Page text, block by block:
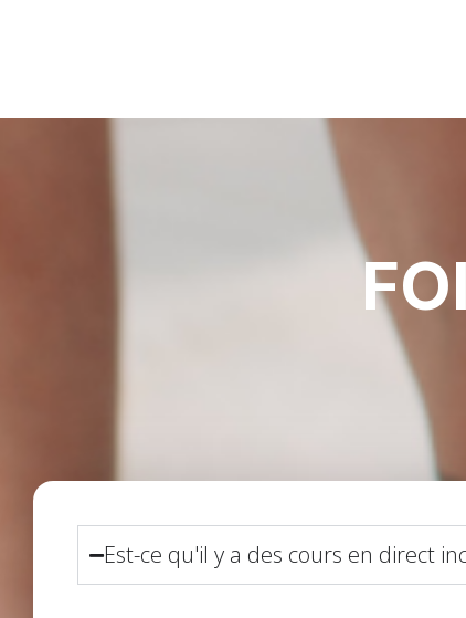
Est-ce qu'il y a des cours en direct